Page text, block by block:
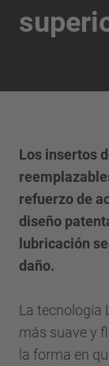
Los insertos
refuerzo de
diseño
lubricación
daño.
La tecnología
más suave y
la forma en